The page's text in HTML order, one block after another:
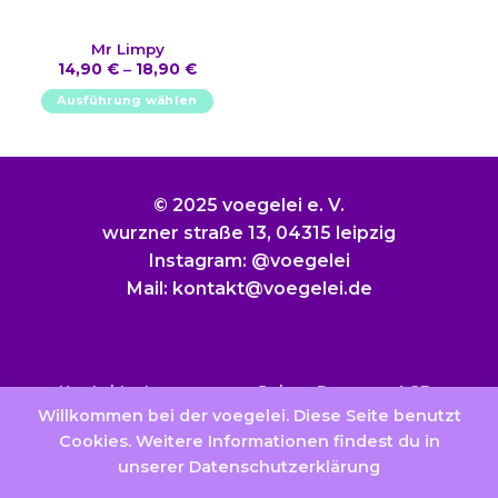
Mr Limpy
14,90 € – 18,90 €
Ausführung wählen
Varianten
auf.
Die
Optionen
werden
© 2025 voegelei e. V.
wurzner straße 13, 04315 leipzig
Instagram: @voegelei
Mail: kontakt@voegelei.de
Kontakt Impressum Jobs Presse
AGB
Datenschutzerklärung
Widerrufsbelehrung
Willkommen bei der voegelei. Diese Seite benutzt
Cookies. Weitere Informationen findest du in
unserer Datenschutzerklärung